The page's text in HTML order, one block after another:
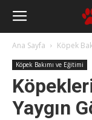
Ana Sayfa Köpek
Köpek Bakımı ve Eğitimi
Yaygın